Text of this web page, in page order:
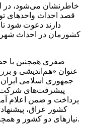
خاطرنشان می‌شود، در
قصد احداث واحدهای
دارند دعوت شود
کشورمان در احداث
صفری همچنین با
عنوان «هم‌اندیشی و
جمهوری اسلامی
پیشرفت‌های
پرداخت و ضمن اعلام
کشور عراق،
نیازهای دو کشور و همچنین صادرات به دیگر کشورها را مطرح کرد.